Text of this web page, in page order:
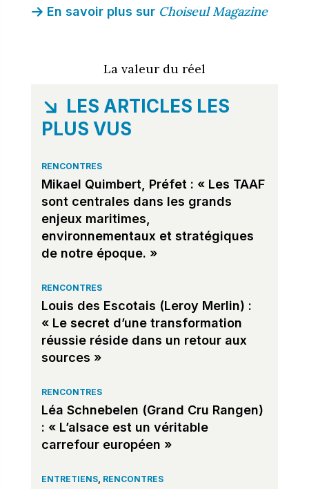
En savoir plus sur Choiseul Magazine
La valeur du réel
LES ARTICLES LES
PLUS VUS
RENCONTRES
Mikael Quimbert, Préfet : « Les TAAF
sont centrales dans les grands
enjeux maritimes,
environnementaux et stratégiques
de notre époque. »
RENCONTRES
Louis des Escotais (Leroy Merlin) :
« Le secret d’une transformation
réussie réside dans un retour aux
sources »
RENCONTRES
Léa Schnebelen (Grand Cru Rangen)
: « L’alsace est un véritable
carrefour européen »
ENTRETIENS, RENCONTRES